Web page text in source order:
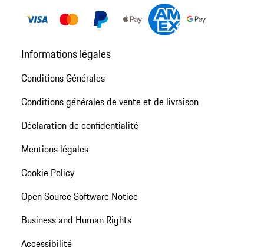
Informations légales
Conditions Générales
Conditions générales de vente et de livraison
Déclaration de confidentialité
Mentions légales
Cookie Policy
Open Source Software Notice
Business and Human Rights
Accessibilité